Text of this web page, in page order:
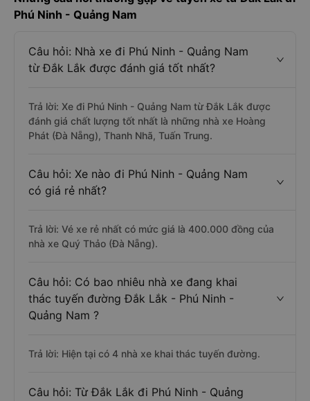
Phú Ninh - Quảng Nam
Câu hỏi: Nhà xe đi Phú Ninh - Quảng Nam
từ Đắk Lắk được đánh giá tốt nhất?
Trả lời: Xe đi Phú Ninh - Quảng Nam từ Đắk Lắk được
đánh giá chất lượng tốt nhất là những nhà xe Hoàng
Phát (Đà Nẵng), Thanh Nhã, Tuấn Trung.
Câu hỏi: Xe nào đi Phú Ninh - Quảng Nam
có giá rẻ nhất?
Trả lời: Vé xe rẻ nhất có mức giá là 400.000 đồng của
nhà xe Quý Thảo (Đà Nẵng).
Câu hỏi: Có bao nhiêu nhà xe đang khai
thác tuyến đường Đắk Lắk - Phú Ninh -
Quảng Nam ?
Trả lời: Hiện tại có 4 nhà xe khai thác tuyến đường.
Câu hỏi: Từ Đắk Lắk đi Phú Ninh - Quảng